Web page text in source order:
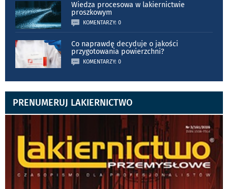
Wiedza procesowa w lakiernictwie
proszkowym
KOMENTARZY: 0
Co naprawdę decyduje o jakości
przygotowania powierzchni?
KOMENTARZY: 0
PRENUMERUJ LAKIERNICTWO